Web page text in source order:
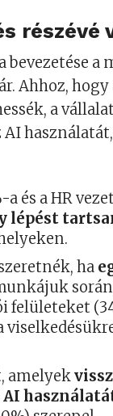
részévé
a
Ahhoz, hogy
a
és a HR
lépést
ha
felületeket
amelyek